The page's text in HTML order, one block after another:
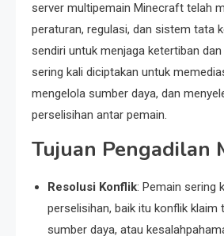
server multipemain Minecraft telah
peraturan, regulasi, dan sistem tata
sendiri untuk menjaga ketertiban dan
sering kali diciptakan untuk
mengelola sumber daya, dan
perselisihan antar pemain.
Tujuan Pengadilan
Resolusi Konflik: Pemain sering
perselisihan, baik itu konflik klaim
sumber daya, atau